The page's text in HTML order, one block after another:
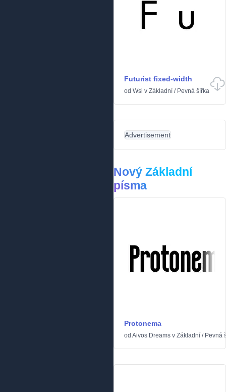
Futurist fixed-width
od Wsi v Základní / Pevná šířka
Advertisement
Nový Základní
písma
Protonema
od Aivos Dreams v Základní / Pevná